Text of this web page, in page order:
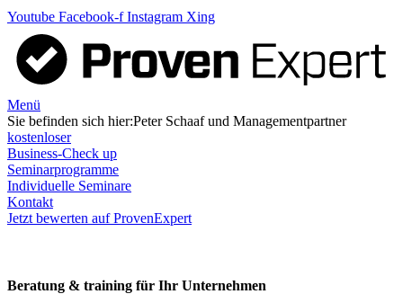
Youtube Facebook-f Instagram Xing
Menü
Sie befinden sich hier:Peter Schaaf und Managementpartner
kostenloser
Business-Check up
Seminarprogramme
Individuelle Seminare
Kontakt
Jetzt bewerten auf ProvenExpert
Beratung & training für Ihr Unternehmen